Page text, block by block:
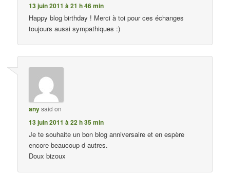
13 juin 2011 à 21 h 46 min
Happy blog birthday ! Merci à toi pour ces échanges
toujours aussi sympathiques :)
anysaid on
13 juin 2011 à 22 h 35 min
Je te souhaite un bon blog anniversaire et en espère
encore beaucoup d autres.
Doux bizoux